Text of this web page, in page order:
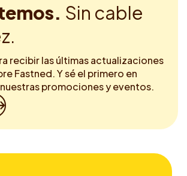
Sin cable
recibir las últimas actualizaciones
Fastned. Y sé el primero en
promociones y eventos.